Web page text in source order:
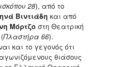
28), από το
Βιντιάδη και από
Μόρτζο στη Θεατρική
Πλαστήρα 66).
και το γεγονός ότι
θιάσους